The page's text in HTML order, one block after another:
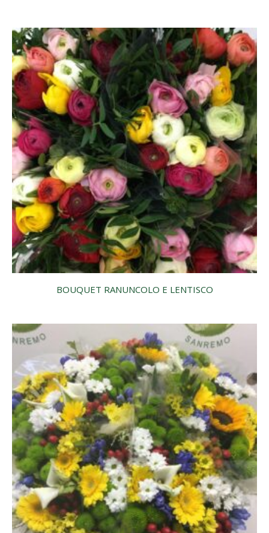
BOUQUET RANUNCOLO E LENTISCO